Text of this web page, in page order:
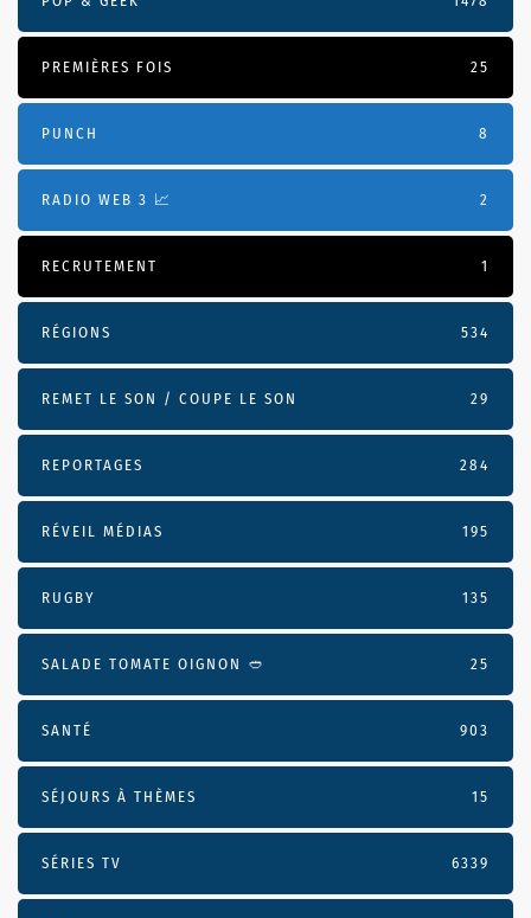
PREMIÈRES FOIS 25
PUNCH 8
RADIO WEB 3 📈 2
RECRUTEMENT 1
RÉGIONS 534
REMET LE SON / COUPE LE SON 29
REPORTAGES 284
RÉVEIL MÉDIAS 195
RUGBY 135
SALADE TOMATE OIGNON 🥙 25
SANTÉ 903
SÉJOURS À THÈMES 15
SÉRIES TV 6339